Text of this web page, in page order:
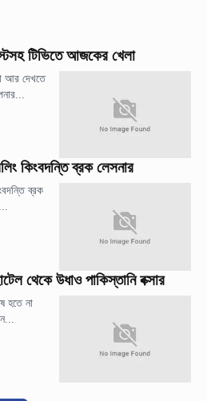
টিভিতে আজকের খেলা
আর দেখতে
কিংবদন্তি ব্রক লেসনার
ব্রক
থেকে উধাও পাকিস্তানি বক্সার
হতে না